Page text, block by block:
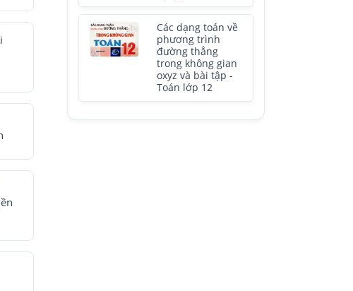
Các dạng toán về
phương trình
đường thẳng
trong không gian
oxyz và bài tập -
Toán lớp 12